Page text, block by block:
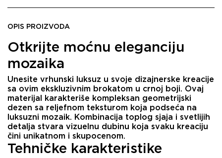
OPIS PROIZVODA
Otkrijte moćnu eleganciju
mozaika
Unesite vrhunski luksuz u svoje dizajnerske kreacije
sa ovim ekskluzivnim brokatom u crnoj boji. Ovaj
materijal karakteriše kompleksan geometrijski
dezen sa reljefnom teksturom koja podseća na
luksuzni mozaik. Kombinacija toplog sjaja i svetlijih
detalja stvara vizuelnu dubinu koja svaku kreaciju
čini unikatnom i skupocenom.
Tehničke karakteristike